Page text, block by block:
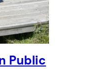
Public